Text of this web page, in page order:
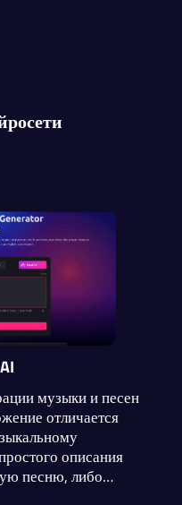
музыки и песен
отличается
описания
песню, либо